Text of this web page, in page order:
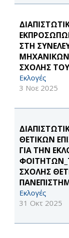
ΣΤΗ
ΜΗΧΑΝΙΚΩΝ
ΣΧΟΛΗΣ
Εκλογές
3 Νοε 2025
ΘΕΤΙΚΩΝ
ΓΙΑ ΤΗΝ
ΣΧΟΛΗΣ
Εκλογές
31 Οκτ 2025